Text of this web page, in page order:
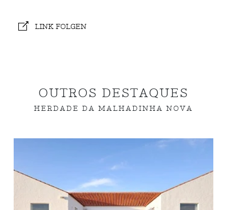
LINK FOLGEN
OUTROS DESTAQUES
HERDADE DA MALHADINHA NOVA